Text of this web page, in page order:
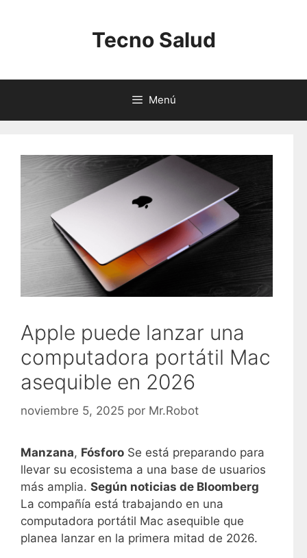
Tecno Salud
Menú
Apple puede lanzar una
computadora portátil Mac
asequible en 2026
noviembre 5, 2025 por Mr.Robot
Manzana, Fósforo Se está preparando para
llevar su ecosistema a una base de usuarios
más amplia. Según noticias de Bloomberg
La compañía está trabajando en una
computadora portátil Mac asequible que
planea lanzar en la primera mitad de 2026.